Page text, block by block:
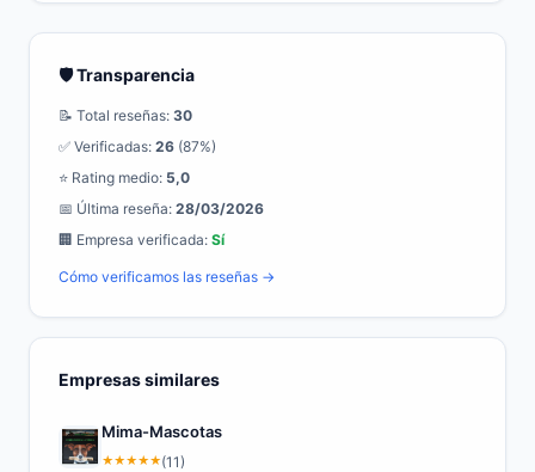
🛡️ Transparencia
📝 Total reseñas: 30
✅ Verificadas: 26 (87%)
⭐ Rating medio: 5,0
📅 Última reseña: 28/03/2026
🏢 Empresa verificada: Sí
Cómo verificamos las reseñas →
Empresas similares
Mima-Mascotas
★★★★★(11)